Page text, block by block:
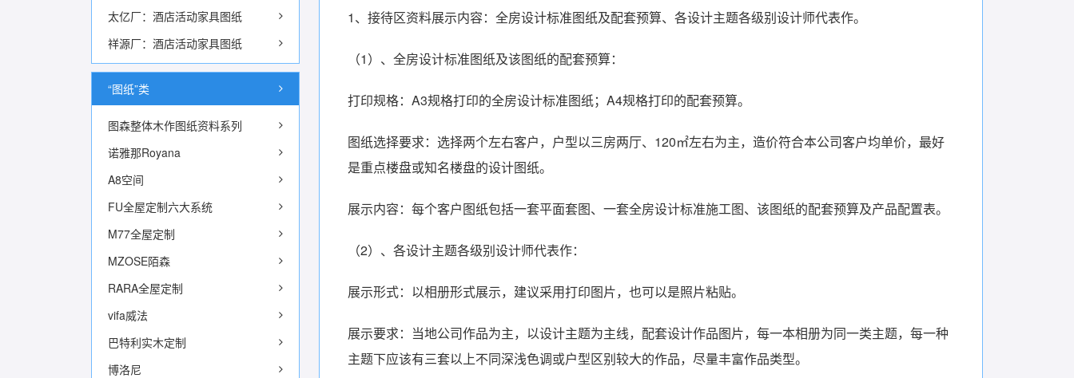
太亿厂：酒店活动家具图纸
祥源厂：酒店活动家具图纸
“图纸”类
图森整体木作图纸资料系列
诺雅那Royana
A8空间
FU全屋定制六大系统
M77全屋定制
MZOSE陌森
RARA全屋定制
vifa威法
巴特利实木定制
博洛尼
1、接待区资料展示内容：全房设计标准图纸及配套预算、各设计主题各级别设计师代表作。
（1）、全房设计标准图纸及该图纸的配套预算：
打印规格：A3规格打印的全房设计标准图纸；A4规格打印的配套预算。
图纸选择要求：选择两个左右客户，户型以三房两厅、120㎡左右为主，造价符合本公司客户均单价，最好
是重点楼盘或知名楼盘的设计图纸。
展示内容：每个客户图纸包括一套平面套图、一套全房设计标准施工图、该图纸的配套预算及产品配置表。
（2）、各设计主题各级别设计师代表作：
展示形式：以相册形式展示，建议采用打印图片，也可以是照片粘贴。
展示要求：当地公司作品为主，以设计主题为主线，配套设计作品图片，每一本相册为同一类主题，每一种
主题下应该有三套以上不同深浅色调或户型区别较大的作品，尽量丰富作品类型。